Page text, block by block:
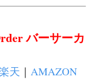
バーサーカ
天 ｜ AMAZON